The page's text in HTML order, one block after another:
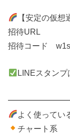
【安定の仮
招待URL
招待コード
LINEスタンプ
よく使ってい
チャート系